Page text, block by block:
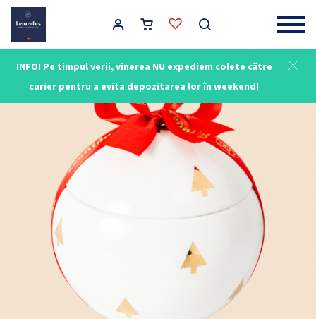
INFO! Pe timpul verii, vinerea NU expediem colete către
curier pentru a evita depozitarea lor în weekend!
Main Navigation